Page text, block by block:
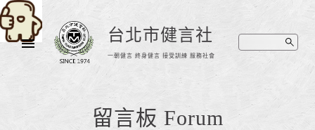
台北市健言社
一朝健言 終身健言 接受訓練 服務社會
留言板 Forum